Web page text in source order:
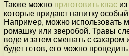
Также можно приготовить квас
которые придают напитку
Например, можно использовать
ромашку или зверобой. Травы
воде и затем смешать с сахаром
будет готов, его можно